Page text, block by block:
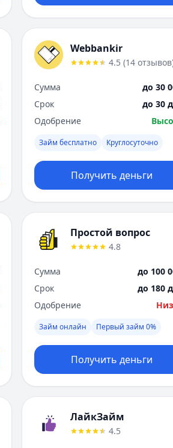
Webbankir
4.5 (14 отзывов
Сумма
до 30
Срок
до 30
Одобрение
Займ бесплатно Круглосуточно
Получить деньги
Простой вопрос
4.8
Сумма
до 100
Срок
до 180
Одобрение
Займ онлайн Первый займ 0%
Получить деньги
ЛайкЗайм
4.5